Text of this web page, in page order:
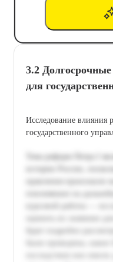
3.2
для
Исследование влияния
государственного